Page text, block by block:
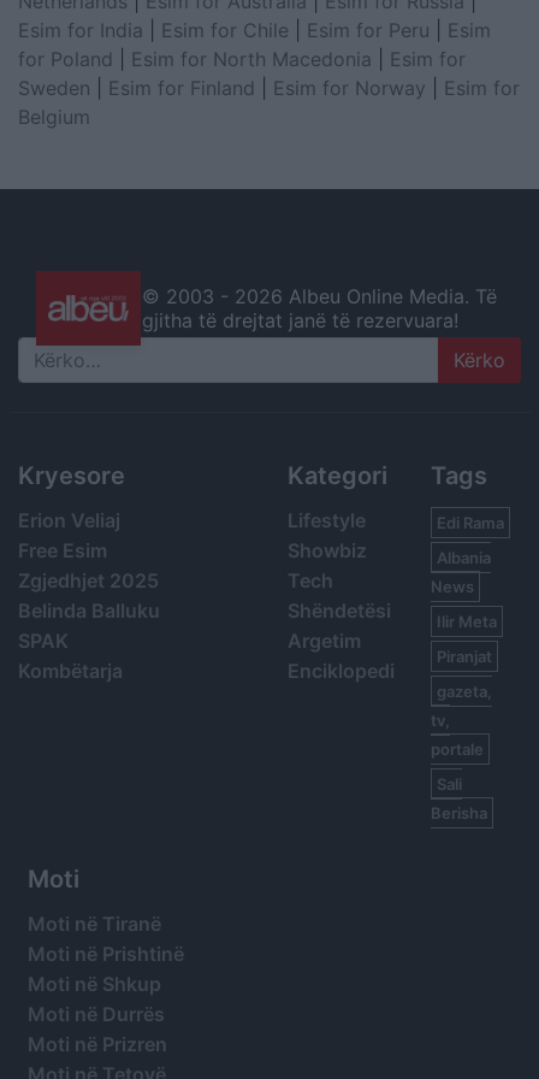
Esim for India
Esim for Chile Esim for Peru
Esim
for Poland
Esim for North Macedonia
Esim for
Sweden
Esim for Finland Esim for Norway
Esim for
Belgium
© 2003 - 2026 Albeu Online Media. Të
gjitha të drejtat janë të rezervuara!
Search
Kryesore
Erion Veliaj
Free Esim
Zgjedhjet 2025
Belinda Balluku
SPAK
Kombëtarja
Kategori
Lifestyle
Showbiz
Tech
Shëndetësi
Argetim
Enciklopedi
Tags
Edi Rama
Albania
News
Ilir Meta
Piranjat
gazeta,
tv,
portale
Sali
Berisha
Moti
Moti në Tiranë
Moti në Prishtinë
Moti në Shkup
Moti në Durrës
Moti në Prizren